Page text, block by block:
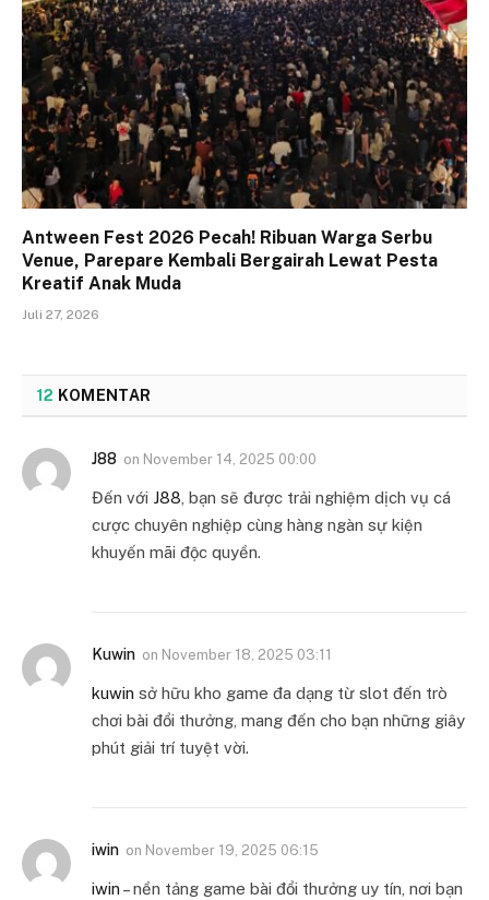
Antween Fest 2026 Pecah! Ribuan Warga Serbu
Venue, Parepare Kembali Bergairah Lewat Pesta
Kreatif Anak Muda
Juli 27, 2026
12 KOMENTAR
J88 on November 14, 2025 00:00
Đến với J88 , bạn sẽ được trải nghiệm dịch vụ cá
cược chuyên nghiệp cùng hàng ngàn sự kiện
khuyến mãi độc quyền.
Kuwin on November 18, 2025 03:11
kuwin sở hữu kho game đa dạng từ slot đến trò
chơi bài đổi thưởng, mang đến cho bạn những giây
phút giải trí tuyệt vời.
iwin on November 19, 2025 06:15
iwin – nền tảng game bài đổi thưởng uy tín, nơi bạn